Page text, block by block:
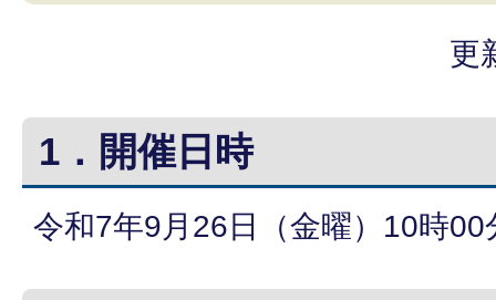
更
1．開催日時
令和7年9月26日（金曜）10時